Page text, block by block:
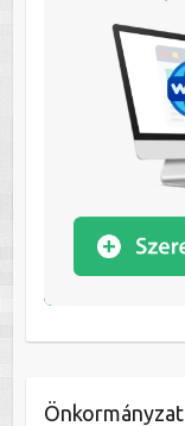
Önkormányzat